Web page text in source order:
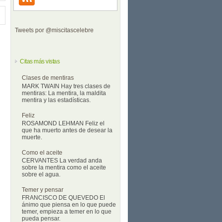
Tweets por @miscitascelebre
Citas más vistas
Clases de mentiras
MARK TWAIN Hay tres clases de
mentiras: La mentira, la maldita
mentira y las estadísticas.
Feliz
ROSAMOND LEHMAN Feliz el
que ha muerto antes de desear la
muerte.
Como el aceite
CERVANTES La verdad anda
sobre la mentira como el aceite
sobre el agua.
Temer y pensar
FRANCISCO DE QUEVEDO El
ánimo que piensa en lo que puede
temer, empieza a temer en lo que
pueda pensar.